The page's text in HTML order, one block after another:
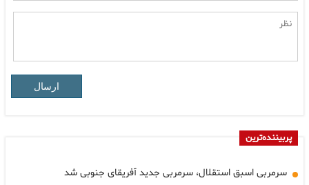
ارسال
پربیننده‌ترین
سرمربی اسبق استقلال، سرمربی جدید آفریقای جنوبی شد